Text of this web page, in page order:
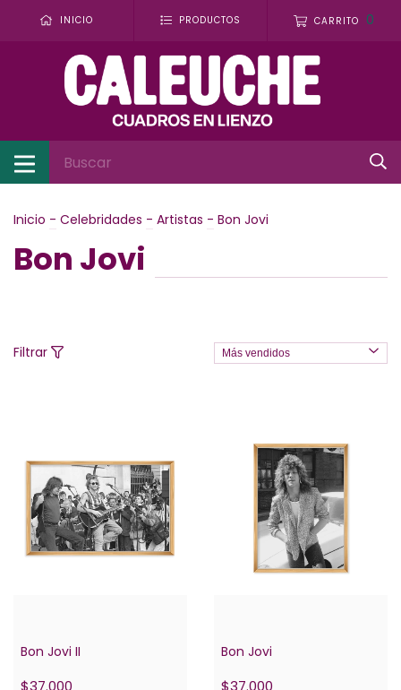
INICIO PRODUCTOS CARRITO 0
Inicio - Celebridades - Artistas - Bon Jovi
Bon Jovi
Filtrar
Bon Jovi II
$37.000
Bon Jovi
$37.000